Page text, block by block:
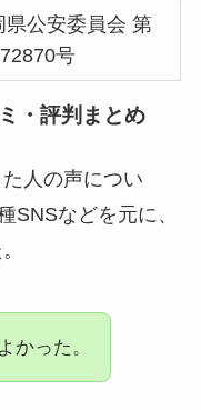
県公安委員会 第
号
・評判まとめ
人の声につい
SNSなどを元に、
かった。